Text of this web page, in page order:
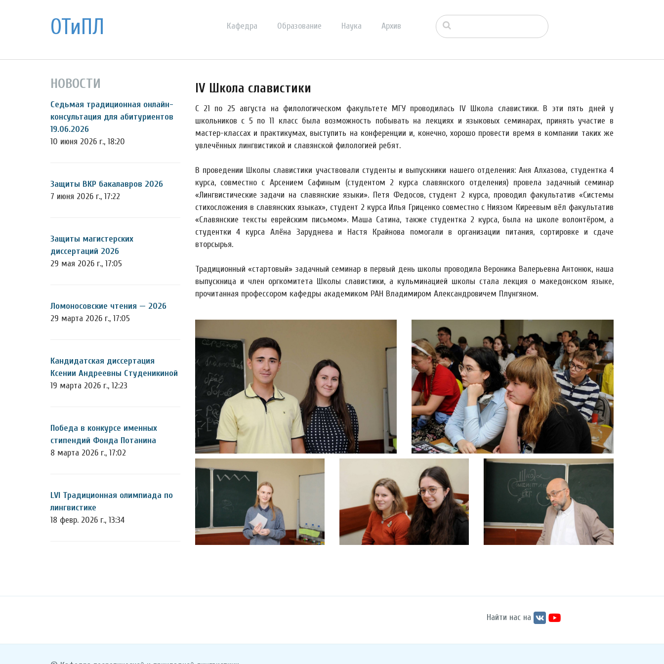
ОТиПЛ Кафедра Образование Наука Архив
НОВОСТИ
Седьмая традиционная онлайн-
консультация для абитуриентов
19.06.2026
10 июня 2026 г., 18:20
Защиты ВКР бакалавров 2026
7 июня 2026 г., 17:22
Защиты магистерских
диссертаций 2026
29 мая 2026 г., 17:05
Ломоносовские чтения — 2026
29 марта 2026 г., 17:05
Кандидатская диссертация
Ксении Андреевны Студеникиной
19 марта 2026 г., 12:23
Победа в конкурсе именных
стипендий Фонда Потанина
8 марта 2026 г., 17:02
LVI Традиционная олимпиада по
лингвистике
18 февр. 2026 г., 13:34
IV Школа славистики
С 21 по 25 августа на филологическом факультете МГУ проводилась IV Школа славистики. В эти пять дней у
школьников с 5 по 11 класс была возможность побывать на лекциях и языковых семинарах, принять участие в
мастер-классах и практикумах, выступить на конференции и, конечно, хорошо провести время в компании таких же
увлечённых лингвистикой и славянской филологией ребят.
В проведении Школы славистики участвовали студенты и выпускники нашего отделения: Аня Алхазова, студентка 4
курса, совместно с Арсением Сафиным (студентом 2 курса славянского отделения) провела задачный семинар
«Лингвистические задачи на славянские языки». Петя Федосов, студент 2 курса, проводил факультатив «Системы
стихосложения в славянских языках», студент 2 курса Илья Гриценко совместно с Ниязом Киреевым вёл факультатив
«Славянские тексты еврейским письмом». Маша Сатина, также студентка 2 курса, была на школе волонтёром, а
студентки 4 курса Алёна Заруднева и Настя Крайнова помогали в организации питания, сортировке и сдаче
вторсырья.
Традиционный «стартовый» задачный семинар в первый день школы проводила Вероника Валерьевна Антонюк, наша
выпускница и член оргкомитета Школы славистики, а кульминацией школы стала лекция о македонском языке,
прочитанная профессором кафедры академиком РАН Владимиром Александровичем Плунгяном.
Найти нас на